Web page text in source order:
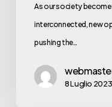
As our society
interconnected, new
pushing the…
8 Luglio 2023